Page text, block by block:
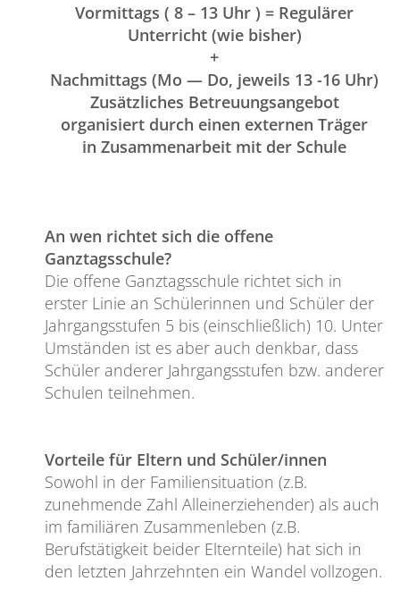
Vormittags ( 8 – 13 Uhr ) = Regulärer
Unterricht (wie bisher)
+
Nachmittags (Mo — Do, jeweils 13 -16 Uhr)
Zusätzliches Betreuungsangebot
organisiert durch einen externen Träger
in Zusammenarbeit mit der Schule
An wen richtet sich die offene
Ganztagsschule?
Die offene Ganztagsschule richtet sich in
erster Linie an Schülerinnen und Schüler der
Jahrgangsstufen 5 bis (einschließlich) 10. Unter
Umständen ist es aber auch denkbar, dass
Schüler anderer Jahrgangsstufen bzw. anderer
Schulen teilnehmen.
Vorteile für Eltern und Schüler/innen
Sowohl in der Familiensituation (z.B.
zunehmende Zahl Alleinerziehender) als auch
im familiären Zusammenleben (z.B.
Berufstätigkeit beider Elternteile) hat sich in
den letzten Jahrzehnten ein Wandel vollzogen.